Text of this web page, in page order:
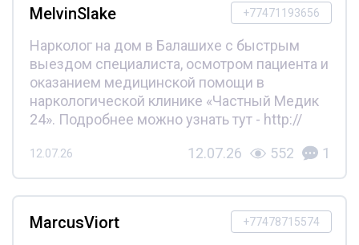
+77471193656
MelvinSlake
Нарколог на дом в Балашихе с быстрым
выездом специалиста, осмотром пациента и
оказанием медицинской помощи в
наркологической клинике «Частный Медик
24». Подробнее можно узнать тут - http://
12.07.26 12.07.26 552 1
+77478715574
MarcusViort